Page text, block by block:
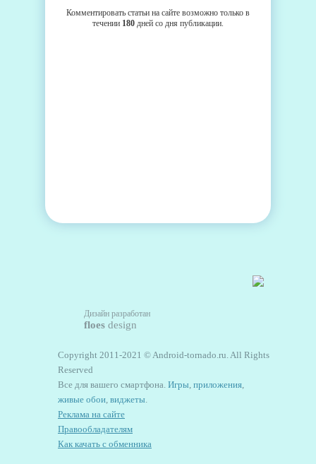
Комментировать статьи на сайте возможно только в
течении 180 дней со дня публикации.
Дизайн разработан
floes design
Copyright 2011-2021 © Android-tornado.ru. All Rights
Reserved
Все для вашего смартфона. Игры, приложения,
живые обои, виджеты.
Реклама на сайте
Правообладателям
Как качать с обменника